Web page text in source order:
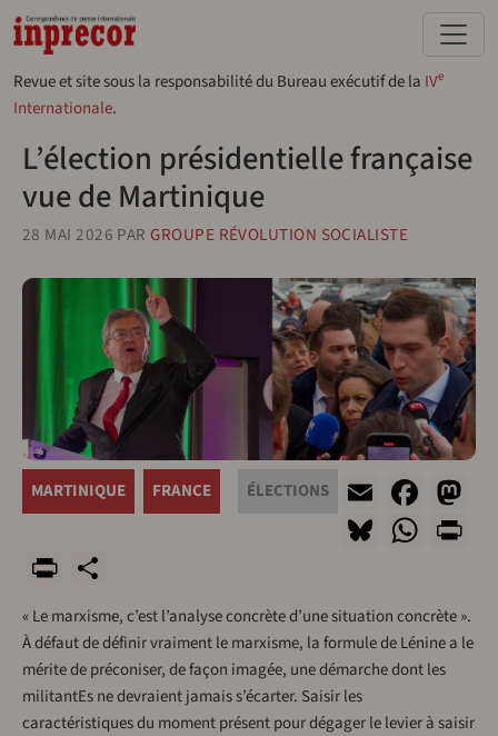
Aller au contenu principal
Revue et site sous la responsabilité du Bureau exécutif de la IVe
Internationale.
L’élection présidentielle française
vue de Martinique
28 MAI 2026 PAR GROUPE RÉVOLUTION SOCIALISTE
MARTINIQUE FRANCE ÉLECTIONS Email
Bluesky
PrintFriendly
« Le marxisme, c’est l’analyse concrète d’une situation concrète ».
À défaut de définir vraiment le marxisme, la formule de Lénine a le
mérite de préconiser, de façon imagée, une démarche dont les
militantEs ne devraient jamais s’écarter. Saisir les
caractéristiques du moment présent pour dégager le levier à saisir